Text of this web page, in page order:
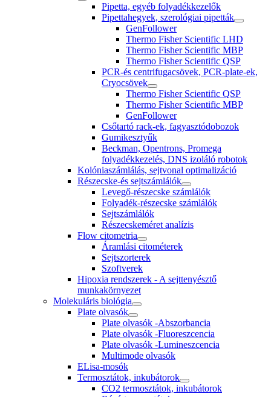
Pipetta, egyéb folyadékkezelők
Pipettahegyek, szerológiai pipetták
GenFollower
Thermo Fisher Scientific LHD
Thermo Fisher Scientific MBP
Thermo Fisher Scientific QSP
PCR-és centrifugacsövek, PCR-plate-ek,
Cryocsövek
Thermo Fisher Scientific QSP
Thermo Fisher Scientific MBP
GenFollower
Csőtartó rack-ek, fagyasztódobozok
Gumikesztyűk
Beckman, Opentrons, Promega
folyadékkezelés, DNS izoláló robotok
Kolóniaszámlálás, sejtvonal optimalizáció
Részecske-és sejtszámlálók
Levegő-részecske számlálók
Folyadék-részecske számlálók
Sejtszámlálók
Részecskeméret analízis
Flow citometria
Áramlási citométerek
Sejtszorterek
Szoftverek
Hipoxia rendszerek - A sejttenyésztő
munkakörnyezet
Molekuláris biológia
Plate olvasók
Plate olvasók -Abszorbancia
Plate olvasók -Fluoreszcencia
Plate olvasók -Lumineszcencia
Multimode olvasók
ELisa-mosók
Termosztátok, inkubátorok
CO2 termosztátok, inkubátorok